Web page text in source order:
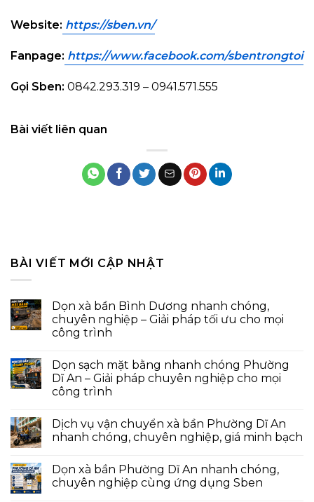
Website: https://sben.vn/
Fanpage: https://www.facebook.com/sbentrongtoi
Gọi Sben: 0842.293.319 – 0941.571.555
Bài viết liên quan
BÀI VIẾT MỚI CẬP NHẬT
Dọn xà bần Bình Dương nhanh chóng,
chuyên nghiệp – Giải pháp tối ưu cho mọi
công trình
Dọn sạch mặt bằng nhanh chóng Phường
Dĩ An – Giải pháp chuyên nghiệp cho mọi
công trình
Dịch vụ vận chuyển xà bần Phường Dĩ An
nhanh chóng, chuyên nghiệp, giá minh bạch
Dọn xà bần Phường Dĩ An nhanh chóng,
chuyên nghiệp cùng ứng dụng Sben